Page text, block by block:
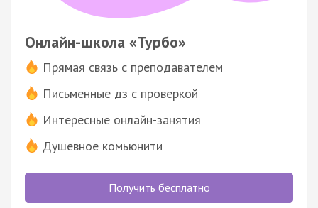
Онлайн-школа «Турбо»
Прямая связь с преподавателем
Письменные дз с проверкой
Интересные онлайн-занятия
Душевное комьюнити
Получить бесплатно